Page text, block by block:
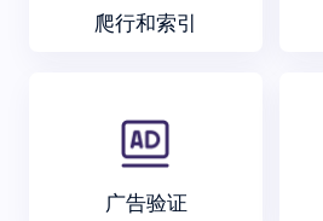
爬行和索引
广告验证